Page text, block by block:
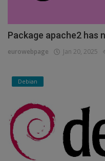
Package apache2 has
eurowebpage Jan 20, 2025
Debian